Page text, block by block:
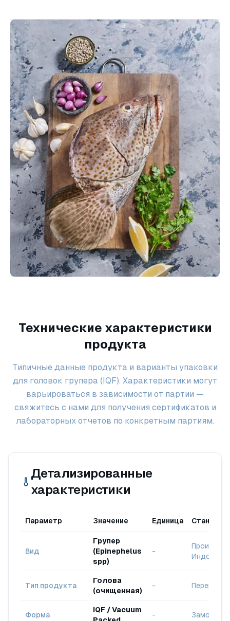
Технические характеристики
продукта
Типичные данные продукта и варианты упаковки
для головок групера (IQF). Характеристики могут
варьироваться в зависимости от партии —
свяжитесь с нами для получения сертификатов и
лабораторных отчетов по конкретным партиям.
Детализированные
характеристики
Параметр Значение Единица Стандарт
Вид
Групер
(Epinephelus
spp)
-
Индонезия
Тип продукта
Голова
(очищенная)
-
Форма
IQF / Vacuum
-